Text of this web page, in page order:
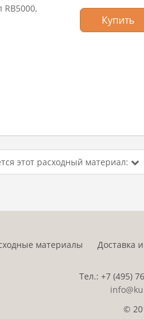
RB5000,
Купить
этот расходный материал:
материалы Доставка
Тел.: +7 (495)
©